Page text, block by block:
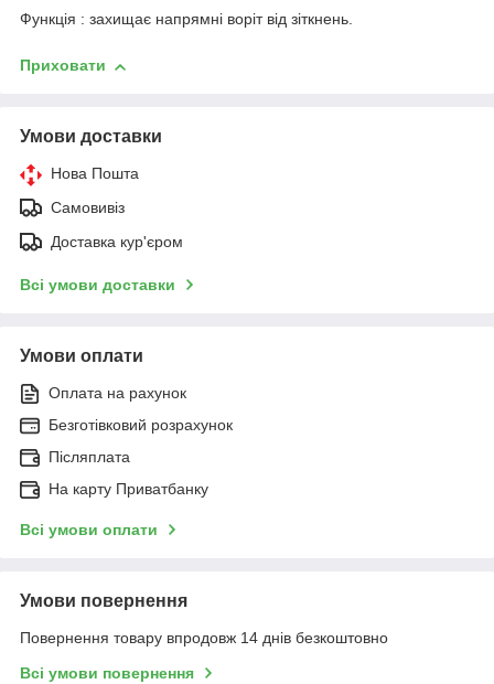
Функція : захищає напрямні воріт від зіткнень.
Приховати
Умови доставки
Нова Пошта
Самовивіз
Доставка кур'єром
Всі умови доставки
Умови оплати
Оплата на рахунок
Безготівковий розрахунок
Післяплата
На карту Приватбанку
Всі умови оплати
Умови повернення
Повернення товару впродовж 14 днів безкоштовно
Всі умови повернення